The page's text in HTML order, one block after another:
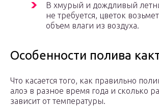
В хмурый и дождливый
не требуется, цветок
объем влаги из воздуха.
Особенности полива
Что касается того, как правильно
алоэ в разное время года и сколько
зависит от температуры.